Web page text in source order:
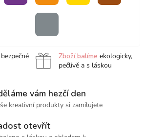
blender
Zboží balíme ekologicky,
pečlivě a s láskou
vám hezčí den
kreativní produkty si zamilujete
otevřít